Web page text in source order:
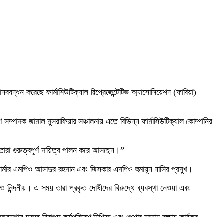
করেছে ফার্মাসিউটিক্যাল রিপ্রেজেন্টেটিভ অ্যাসোসিয়েশন (ফারিয়া)
জামাল মুসরাফিয়ার সঞ্চালনায় এতে বিভিন্ন ফার্মাসিউটিক্যাল কোম্পানির
তারা গুরুত্বপূর্ণ দায়িত্ব পালন করে আসছেন।”
এমপিও আসাদুর রহমান এবং জিসকার এমপিও হুমায়ূন নাসির প্রমুখ।
এ সময় তারা প্রকৃত দোষীদের বিরুদ্ধে ব্যবস্থা নেওয়া এবং